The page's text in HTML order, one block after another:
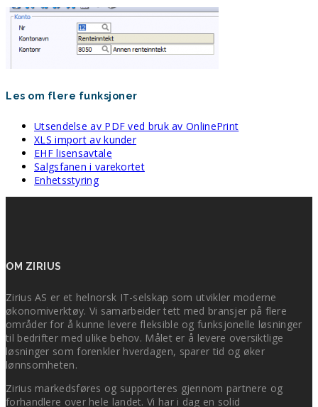
Les om flere funksjoner
Utsendelse av PDF ved bruk av OnlinePrint
XLS import av kunder
EHF lisensavtale
Salgsfanen i varekortet
Enhetsstyring
OM ZIRIUS
Zirius AS er et helnorsk IT-selskap som utvikler moderne
økonomiverktøy. Vi samarbeider tett med bransjer på flere
områder for å kunne levere fleksible og funksjonelle løsninger
til bedrifter med ulike behov. Målet er å levere oversiktlige
løsninger som forenkler hverdagen, sparer tid og øker
lønnsomheten.
Zirius markedsføres og supporteres gjennom partnere og
forhandlere over hele landet. Vi har i dag en solid